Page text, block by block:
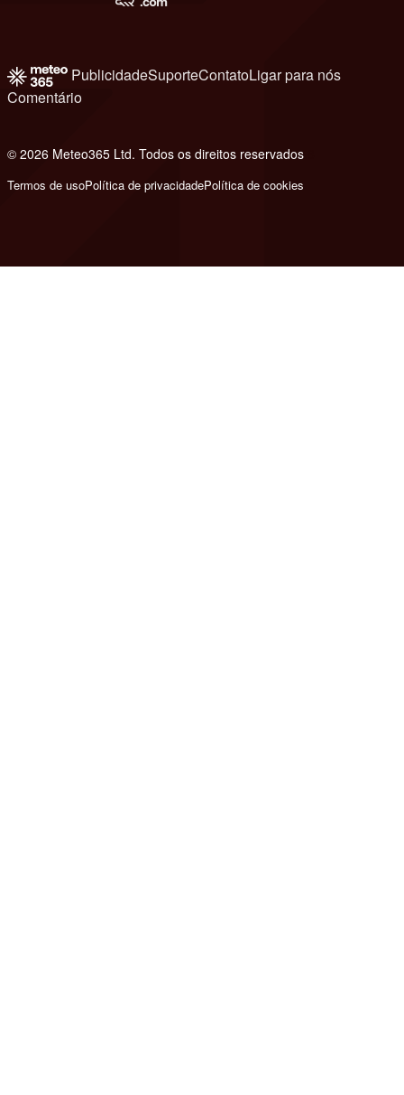
PublicidadeSuporteContatoLigar para nós
Comentário
© 2026 Meteo365 Ltd. Todos os direitos reservados
Termos de usoPolítica de privacidadePolítica de cookies